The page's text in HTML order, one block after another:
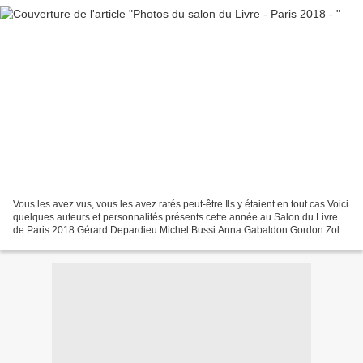
Vous les avez vus, vous les avez ratés peut-être.Ils y étaient en tout cas.Voici
quelques auteurs et personnalités présents cette année au Salon du Livre
de Paris 2018 Gérard Depardieu Michel Bussi Anna Gabaldon Gordon Zola